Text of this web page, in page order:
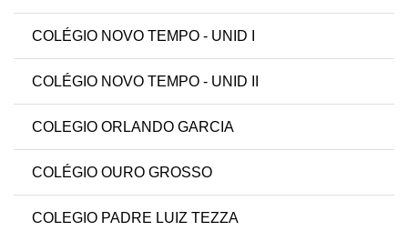
COLÉGIO NOVO TEMPO - UNID I
COLÉGIO NOVO TEMPO - UNID II
COLEGIO ORLANDO GARCIA
COLÉGIO OURO GROSSO
COLEGIO PADRE LUIZ TEZZA